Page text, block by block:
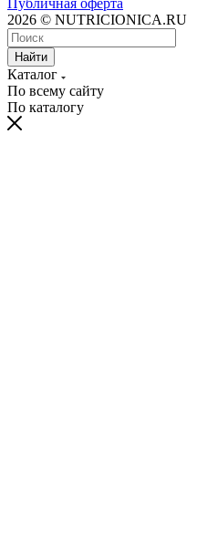
2026 © NUTRICIONICA.RU
Найти
Каталог
По всему сайту
По каталогу